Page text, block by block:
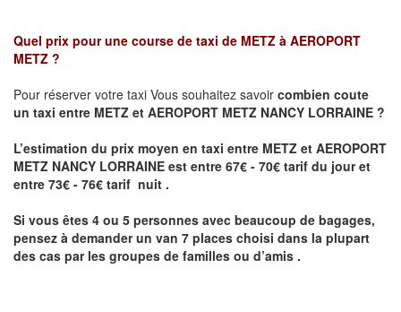
Quel prix pour une course de taxi de METZ à AEROPORT
METZ ?
Pour réserver votre taxi Vous souhaitez savoir combien coute
un taxi entre METZ et AEROPORT METZ NANCY LORRAINE ?
L’estimation du prix moyen en taxi entre METZ et AEROPORT
METZ NANCY LORRAINE est entre 67€ - 70€ tarif du jour et
entre 73€ - 76€ tarif nuit .
Si vous êtes 4 ou 5 personnes avec beaucoup de bagages,
pensez à demander un van 7 places choisi dans la plupart
des cas par les groupes de familles ou d’amis .